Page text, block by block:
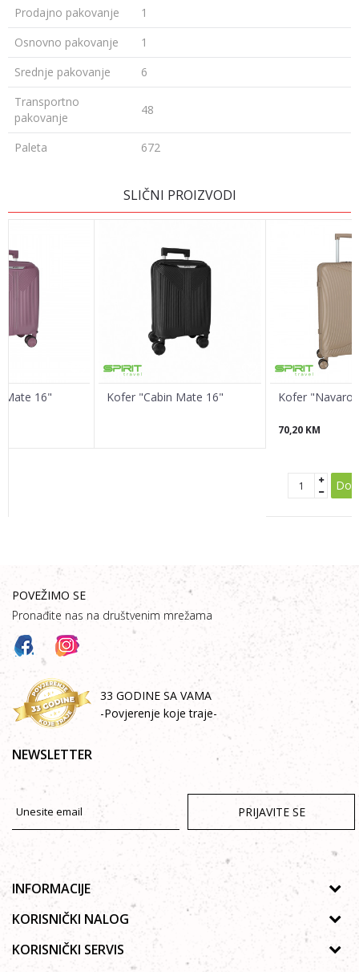
Prodajno pakovanje
1
Osnovno pakovanje
1
Srednje pakovanje
6
Transportno
pakovanje
48
Paleta 672
Poruka
SLIČNI PROIZVODI
Mate 16" Kofer "Cabin Mate 16" Kofer "Navaro
70,20 KM
POVEŽIMO SE
Pronađite nas na društvenim mrežama
33 GODINE SA VAMA
-Povjerenje koje traje-
NEWSLETTER
PRIJAVITE SE
INFORMACIJE
O nama
Galerija
KORISNIČKI NALOG
Uputstvo za registraciju
Zaboravljena lozinka
KORISNIČKI SERVIS